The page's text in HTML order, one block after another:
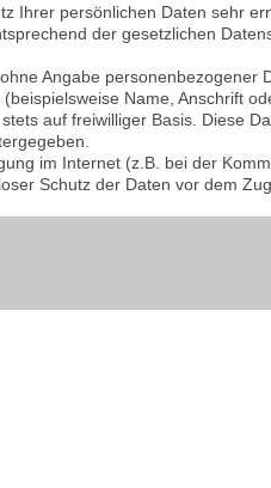
Ihrer persönlichen Daten sehr
der gesetzlichen
Angabe personenbezogener
Name, Anschrift
auf freiwilliger Basis. Diese
im Internet (z.B. bei der
Schutz der Daten vor dem